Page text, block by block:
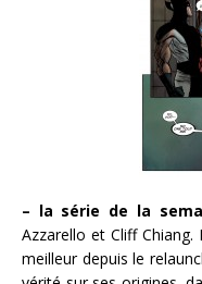
– la série de la
Azzarello et Cliff
meilleur depuis le